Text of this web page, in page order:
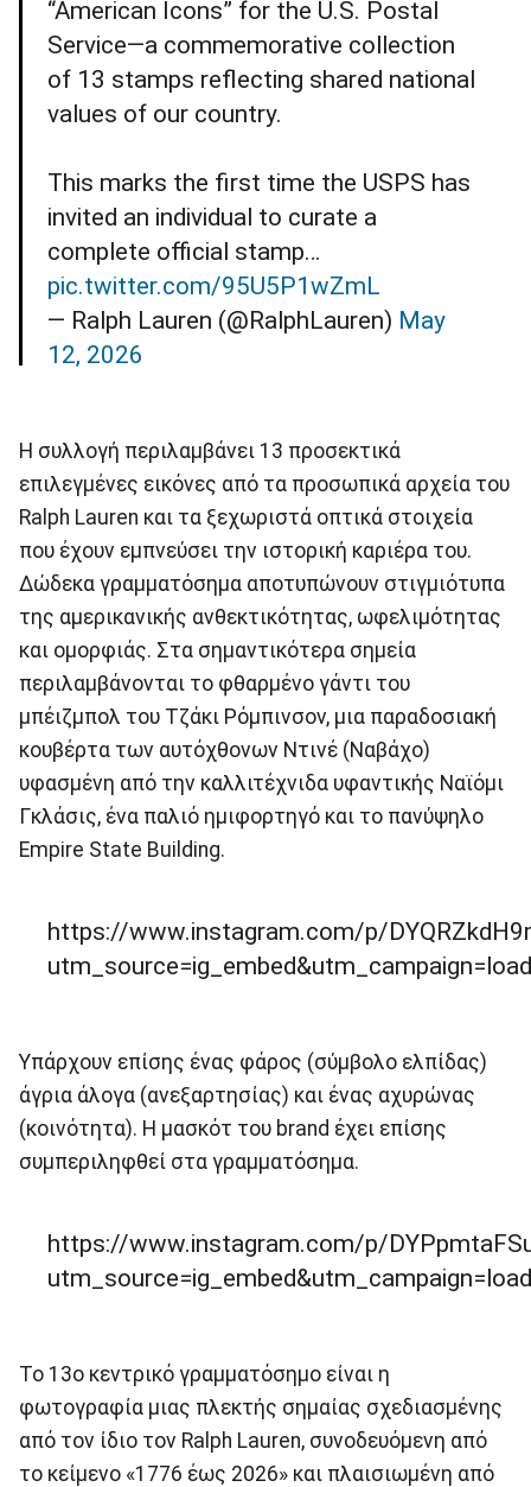
“American Icons” for the U.S. Postal
Service—a commemorative collection
of 13 stamps reflecting shared national
values of our country.
This marks the first time the USPS has
invited an individual to curate a
complete official stamp…
pic.twitter.com/95U5P1wZmL
— Ralph Lauren (@RalphLauren) May
12, 2026
Η συλλογή περιλαμβάνει 13 προσεκτικά
επιλεγμένες εικόνες από τα προσωπικά αρχεία του
Ralph Lauren και τα ξεχωριστά οπτικά στοιχεία
που έχουν εμπνεύσει την ιστορική καριέρα του.
Δώδεκα γραμματόσημα αποτυπώνουν στιγμιότυπα
της αμερικανικής ανθεκτικότητας, ωφελιμότητας
και ομορφιάς. Στα σημαντικότερα σημεία
περιλαμβάνονται το φθαρμένο γάντι του
μπέιζμπολ του Τζάκι Ρόμπινσον, μια παραδοσιακή
κουβέρτα των αυτόχθονων Ντινέ (Ναβάχο)
υφασμένη από την καλλιτέχνιδα υφαντικής Ναϊόμι
Γκλάσις, ένα παλιό ημιφορτηγό και το πανύψηλο
Empire State Building.
https://www.instagram.com/p/
Υπάρχουν επίσης ένας φάρος (σύμβολο ελπίδας)
άγρια άλογα (ανεξαρτησίας) και ένας αχυρώνας
(κοινότητα). Η μασκότ του brand έχει επίσης
συμπεριληφθεί στα γραμματόσημα.
https://www.instagram.com/p/
Το 13ο κεντρικό γραμματόσημο είναι η
φωτογραφία μιας πλεκτής σημαίας σχεδιασμένης
από τον ίδιο τον Ralph Lauren, συνοδευόμενη από
το κείμενο «1776 έως 2026» και πλαισιωμένη από